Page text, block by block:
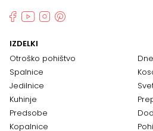
IZDELKI
Otroško pohištvo
Spalnice
Jedilnice
Kuhinje
Predsobe
Kopalnice